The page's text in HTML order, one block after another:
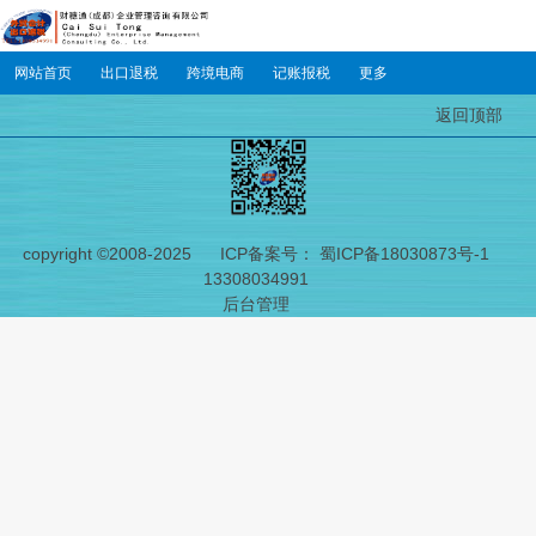
网站首页 出口退税 跨境电商 记账报税 更多
返回顶部
copyright ©2008-2025
ICP备案号： 蜀ICP备18030873号-1
13308034991
后台管理